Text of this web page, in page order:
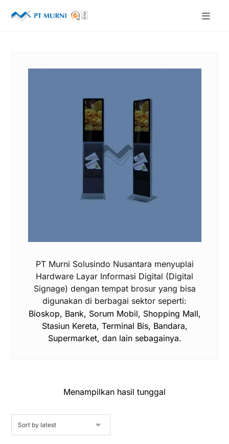
PT Murni Solusindo Nusantara menyuplai
Hardware Layar Informasi Digital (Digital
Signage) dengan tempat brosur yang bisa
digunakan di berbagai sektor seperti:
Bioskop, Bank, Sorum Mobil, Shopping Mall,
Stasiun Kereta, Terminal Bis, Bandara,
Supermarket, dan lain sebagainya.
Menampilkan hasil tunggal